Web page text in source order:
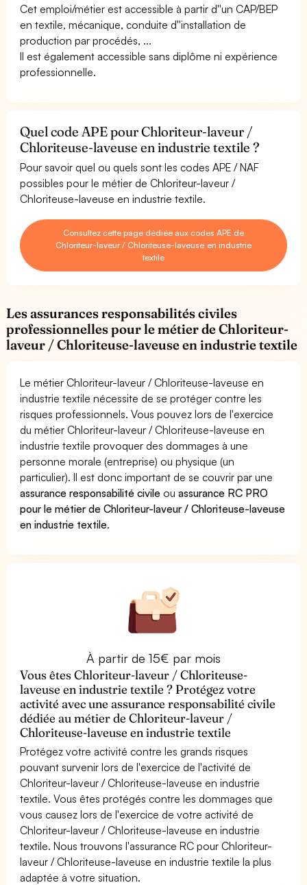
Cet emploi/métier est accessible à partir d''un CAP/BEP
en textile, mécanique, conduite d''installation de
production par procédés, ...
Il est également accessible sans diplôme ni expérience
professionnelle.
Quel code APE pour Chloriteur-laveur /
Chloriteuse-laveuse en industrie textile ?
Pour savoir quel ou quels sont les codes APE / NAF
possibles pour le métier de Chloriteur-laveur /
Chloriteuse-laveuse en industrie textile.
Consultez cette page dédiée aux codes APE de
Chloriteur-laveur / Chloriteuse-laveuse en industrie
textile
Les assurances responsabilités civiles
professionnelles pour le métier de Chloriteur-
laveur / Chloriteuse-laveuse en industrie textile
Le métier Chloriteur-laveur / Chloriteuse-laveuse en
industrie textile nécessite de se protéger contre les
risques professionnels. Vous pouvez lors de l'exercice
du métier Chloriteur-laveur / Chloriteuse-laveuse en
industrie textile provoquer des dommages à une
personne morale (entreprise) ou physique (un
particulier). Il est donc important de se couvrir par une
assurance responsabilité civile ouassurance RC PRO
pour le métier de Chloriteur-laveur / Chloriteuse-laveuse
en industrie textile.
À partir de 15€ par mois
Vous êtes Chloriteur-laveur / Chloriteuse-
laveuse en industrie textile ? Protégez votre
activité avec une assurance responsabilité civile
dédiée au métier de Chloriteur-laveur /
Chloriteuse-laveuse en industrie textile
Protégez votre activité contre les grands risques
pouvant survenir lors de l'exercice de l'activité de
Chloriteur-laveur / Chloriteuse-laveuse en industrie
textile. Vous êtes protégés contre les dommages que
vous causez lors de l'exercice de votre activité de
Chloriteur-laveur / Chloriteuse-laveuse en industrie
textile. Nous trouvons l'assurance RC pour Chloriteur-
laveur / Chloriteuse-laveuse en industrie textile la plus
adaptée à votre situation.